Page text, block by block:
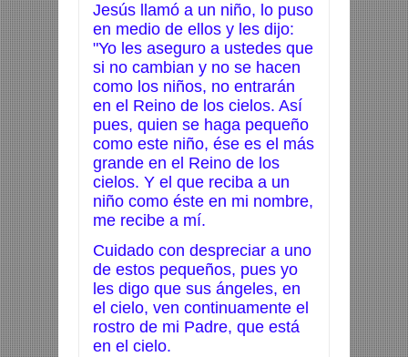
Jesús llamó a un niño, lo puso
en medio de ellos y les dijo:
"Yo les aseguro a ustedes que
si no cambian y no se hacen
como los niños, no entrarán
en el Reino de los cielos. Así
pues, quien se haga pequeño
como este niño, ése es el más
grande en el Reino de los
cielos. Y el que reciba a un
niño como éste en mi nombre,
me recibe a mí.
Cuidado con despreciar a uno
de estos pequeños, pues yo
les digo que sus ángeles, en
el cielo, ven continuamente el
rostro de mi Padre, que está
en el cielo.